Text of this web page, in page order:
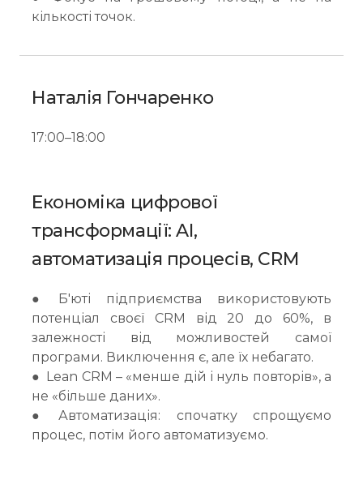
кількості точок.
Наталія Гончаренко
17:00–18:00
Економіка цифрової
трансформації: AI,
автоматизація процесів, CRM
● Б'юті підприємства використовують
потенціал своєї CRM від 20 до 60%, в
залежності від можливостей самої
програми. Виключення є, але їх небагато.
● Lean CRM – «менше дій і нуль повторів», а
не «більше даних».
● Автоматизація: спочатку спрощуємо
процес, потім його автоматизуємо.